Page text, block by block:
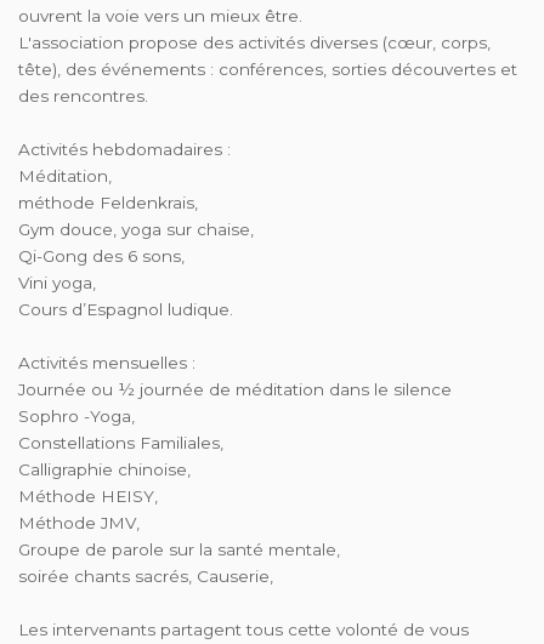
ouvrent la voie vers un mieux être.
L'association propose des activités diverses (cœur, corps,
tête), des événements : conférences, sorties découvertes et
des rencontres.
Activités hebdomadaires :
Méditation,
méthode Feldenkrais,
Gym douce, yoga sur chaise,
Qi-Gong des 6 sons,
Vini yoga,
Cours d’Espagnol ludique.
Activités mensuelles :
Journée ou ½ journée de méditation dans le silence
Sophro -Yoga,
Constellations Familiales,
Calligraphie chinoise,
Méthode HEISY,
Méthode JMV,
Groupe de parole sur la santé mentale,
soirée chants sacrés, Causerie,
Les intervenants partagent tous cette volonté de vous